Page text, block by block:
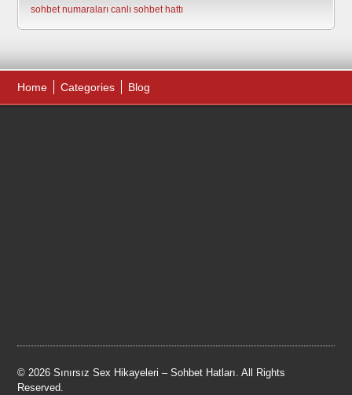
sohbet numaraları canlı sohbet hattı
Home Categories Blog
© 2026 Sınırsız Sex Hikayeleri – Sohbet Hatları. All Rights
Reserved.